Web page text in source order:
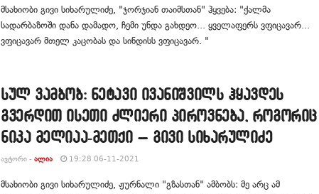
მსახიობი გივი სიხარულიძე, "ჯორჯიან თაიმსთან" ჰყვება: "ქალმა
სადარბაზოში დანა დამადო, ჩემი უნდა გახდეო... ყველაფერს ვფიცავარ...
ვფიცავარ მთელ კაცობას და სინდისს ვფიცავარ. "
სულ ვამბობ: ნეტავი ივანიშვილს ჰყავდეს
გვერდით ისეთი ძლიერი პიროვნება, როგორიც
ნიკა მელიაა-მეთქი – გივი სიხარულიძე
ᲐᲕᲢᲝᲠᲘ - ᲐᲚᲘᲐ 19:28 06-11-2021
მსახიობი გივი სიხარულიძე, ჟურნალი "გზასთან" ამბობს: მე არც ამ